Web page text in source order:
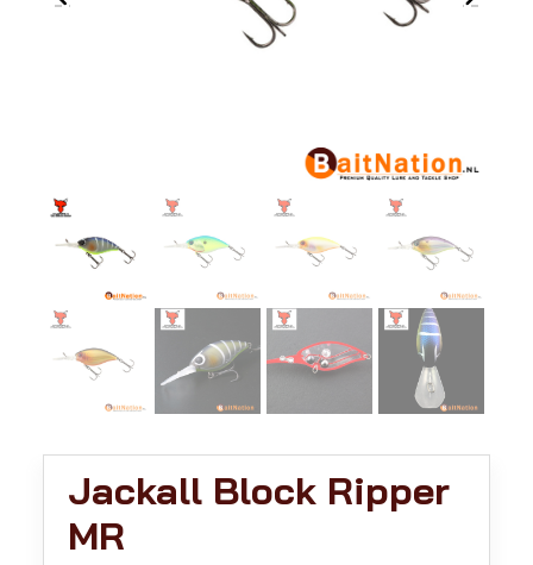
Jackall Block Ripper
MR